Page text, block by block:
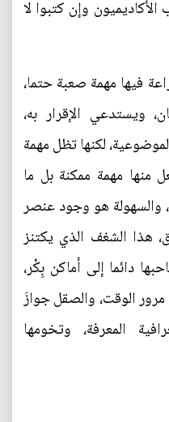
وإن كتبوا لا
فيها مهمة صعبة حتما،
ويستدعي الإقرار به،
لكنها تظل مهمة
منها مهمة ممكنة بل ما
والسهولة هو وجود عنصر
هذا الشغف الذي يكتنز
دائما إلى أماكن بِكْر،
الوقت، والصقل جوازَ
المعرفة، وتخومها